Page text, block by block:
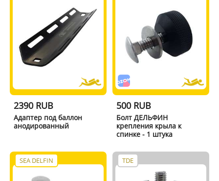
2390 RUB
Адаптер под баллон
анодированный
500 RUB
Болт ДЕЛЬФИН
крепления крыла к
спинке - 1 штука
SEA DELFIN TDE